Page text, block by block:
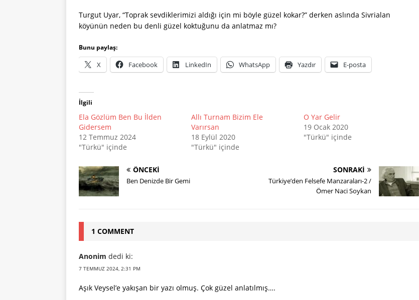
Turgut Uyar, “Toprak sevdiklerimizi aldığı için mi böyle güzel kokar?” derken aslında Sivrialan
köyünün neden bu denli güzel koktuğunu da anlatmaz mı?
Bunu paylaş:
X Facebook LinkedIn WhatsApp Yazdır E-posta
İlgili
Ela Gözlüm Ben Bu İlden
Gidersem
12 Temmuz 2024
"Türkü" içinde
Allı Turnam Bizim Ele
Varırsan
18 Eylül 2020
"Türkü" içinde
O Yar Gelir
19 Ocak 2020
"Türkü" içinde
ÖNCEKI
Ben Denizde Bir Gemi
SONRAKI
Türkiye’den Felsefe Manzaraları-2 /
Ömer Naci Soykan
1 COMMENT
Anonim dedi ki:
7 TEMMUZ 2024, 2:31 PM
Aşık Veysel’e yakışan bir yazı olmuş. Çok güzel anlatılmış….